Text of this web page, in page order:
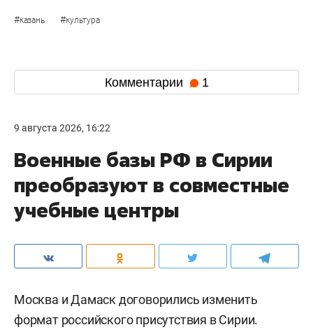
#казань #культура
Комментарии 1
9 августа 2026, 16:22
Военные базы РФ в Сирии
преобразуют в совместные
учебные центры
Москва и Дамаск договорились изменить
формат российского присутствия в Сирии.